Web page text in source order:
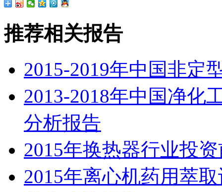
推荐相关报告
2015-2019年中国非定
2013-2018年中国净化
分析报告
2015年换热器行业投
2015年离心机药用萃